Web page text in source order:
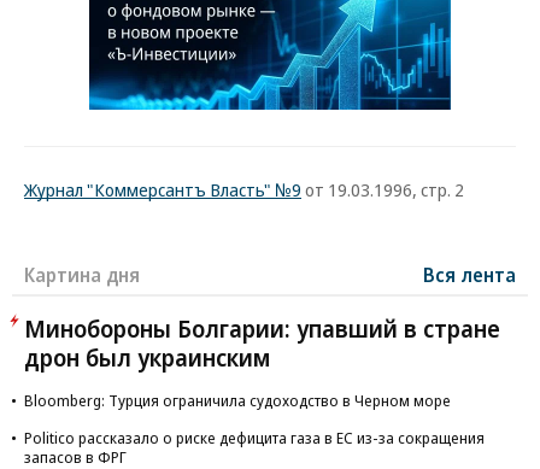
Журнал "Коммерсантъ Власть" №9 от 19.03.1996, стр. 2
Картина дня Вся лента
Минобороны Болгарии: упавший в стране
дрон был украинским
Bloomberg: Турция ограничила судоходство в Черном море
Politico рассказало о риске дефицита газа в ЕС из-за сокращения
запасов в ФРГ